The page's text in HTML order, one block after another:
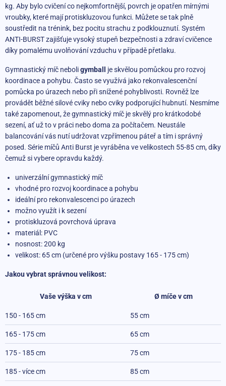
kg. Aby bylo cvičení co nejkomfortnější, povrch je opatřen mírnými
vroubky, které mají protiskluzovou funkci. Můžete se tak plně
soustředit na trénink, bez pocitu strachu z podklouznutí. Systém
ANTI-BURST zajišťuje vysoký stupeň bezpečnosti a zdraví cvičence
díky pomalému uvolňování vzduchu v případě přetlaku.
Gymnastický míč neboligymball
je skvělou pomůckou pro rozvoj
koordinace a pohybu. Často se využívá jako rekonvalescenční
pomůcka po úrazech nebo při snížené pohyblivosti. Rovněž lze
provádět běžné silové cviky nebo cviky podporující hubnutí. Nesmíme
také zapomenout, že gymnastický míč je skvělý pro krátkodobé
sezení, ať už to v práci nebo doma za počítačem. Neustále
balancování vás nutí udržovat vzpřímenou páteř a tím i správný
posed. Série míčů Anti Burst je vyráběna ve velikostech 55-85 cm, díky
čemuž si vybere opravdu každý.
univerzální gymnastický míč
vhodné pro rozvoj koordinace a pohybu
ideální pro rekonvalescenci po úrazech
možno využít i k sezení
protiskluzová povrchová úprava
materiál: PVC
nosnost: 200 kg
velikost: 65 cm (určené pro výšku postavy 165 - 175 cm)
Jakou vybrat správnou velikost:
Vaše výška v cm Ø míče v cm
150 - 165 cm 55 cm
165 - 175 cm 65 cm
175 - 185 cm 75 cm
185 - více cm 85 cm